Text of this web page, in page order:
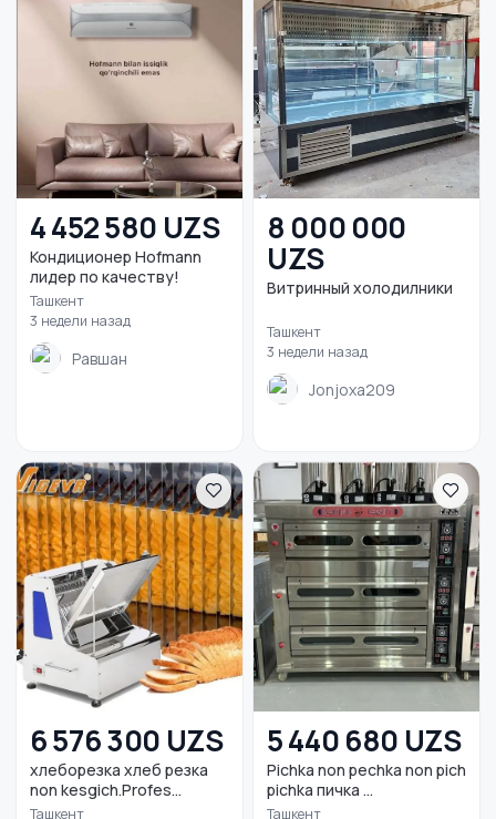
4 452 580 UZS
Кондиционер Hofmann
лидер по качеству!
Ташкент
3 недели назад
Равшан
8 000 000
UZS
Витринный холодилники
Ташкент
3 недели назад
Jonjoxa209
6 576 300 UZS
хлеборезка хлеб резка
non kesgich.Profes...
Ташкент
5 440 680 UZS
Pichka non pechka non pich
pichka пичка ...
Ташкент